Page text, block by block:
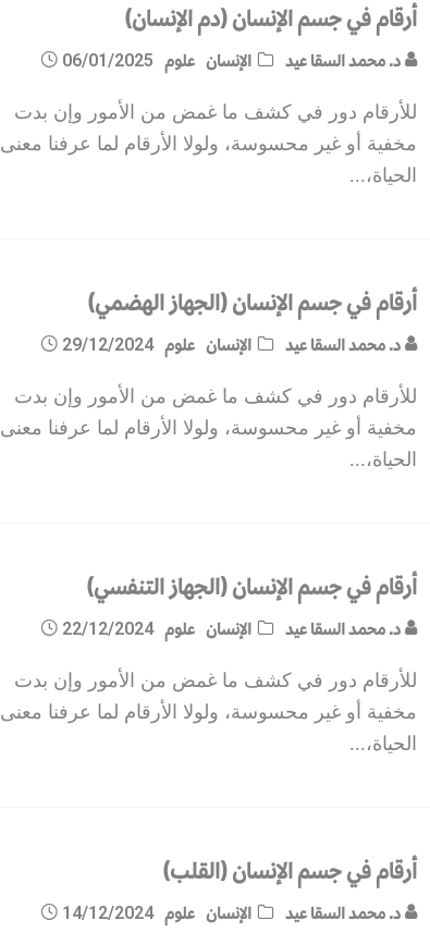
أرقام في جسم الإنسان (دم الإنسان)
د. محمد السقا عيد الإنسان علوم 06/01/2025
للأرقام دور في كشف ما غمض من الأمور وإن بدت
مخفية أو غير محسوسة، ولولا الأرقام لما عرفنا معنى
الحياة، ...
أرقام في جسم الإنسان (الجهاز الهضمي)
د. محمد السقا عيد الإنسان علوم 29/12/2024
للأرقام دور في كشف ما غمض من الأمور وإن بدت
مخفية أو غير محسوسة، ولولا الأرقام لما عرفنا معنى
الحياة، ...
أرقام في جسم الإنسان (الجهاز التنفسي)
د. محمد السقا عيد الإنسان علوم 22/12/2024
للأرقام دور في كشف ما غمض من الأمور وإن بدت
مخفية أو غير محسوسة، ولولا الأرقام لما عرفنا معنى
الحياة، ...
أرقام في جسم الإنسان (القلب)
د. محمد السقا عيد الإنسان علوم 14/12/2024